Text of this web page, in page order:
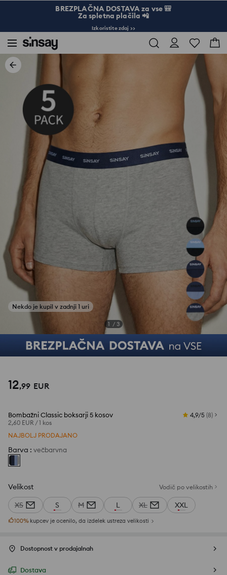
BREZPLAČNA DOSTAVA za vse 🎒
Za spletna plačila 📲
Izkoristite zdaj >>
Nekdo je kupil v zadnji 1 uri
1 / 3
12,99 EUR
Bombažni Classic boksarji 5 kosov
2,60 EUR /1 kos
4,9/5 (8)
NAJBOLJ PRODAJANO
Barva : večbarvna
Velikost Vodič po velikostih
XS S M L XL XXL
100% kupcev je ocenilo, da izdelek ustreza velikosti
Dostopnost v prodajalnah
Dostava